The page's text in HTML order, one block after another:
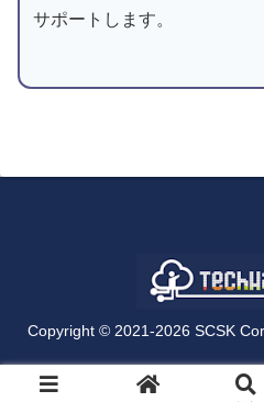
サポートします。
Copyright © 2021-2026 SCSK